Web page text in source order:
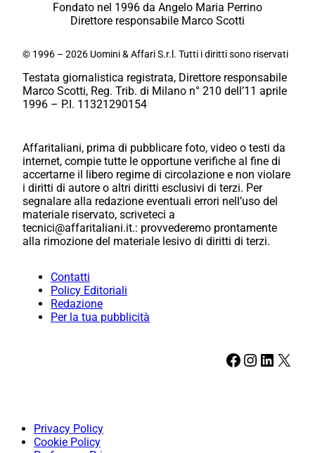
Fondato nel 1996 da Angelo Maria Perrino
Direttore responsabile Marco Scotti
© 1996 – 2026 Uomini & Affari S.r.l. Tutti i diritti sono riservati
Testata giornalistica registrata, Direttore responsabile
Marco Scotti, Reg. Trib. di Milano n° 210 dell’11 aprile
1996 – P.I. 11321290154
Affaritaliani, prima di pubblicare foto, video o testi da
internet, compie tutte le opportune verifiche al fine di
accertarne il libero regime di circolazione e non violare
i diritti di autore o altri diritti esclusivi di terzi. Per
segnalare alla redazione eventuali errori nell’uso del
materiale riservato, scriveteci a
tecnici@affaritaliani.it.: provvederemo prontamente
alla rimozione del materiale lesivo di diritti di terzi.
Contatti
Policy Editoriali
Redazione
Per la tua pubblicità
Facebook Instagram LinkedIn X
Privacy Policy
Cookie Policy